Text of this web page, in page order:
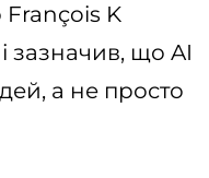
K
зазначив, що AI
а не просто